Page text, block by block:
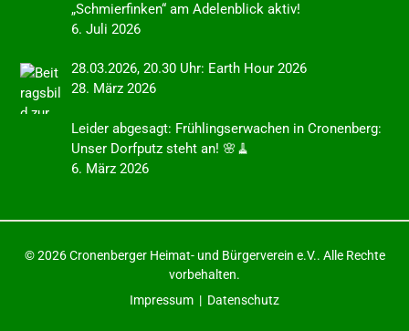
„Schmier­fin­ken“ am Adelen­blick aktiv!
6. Juli 2026
28.03.2026, 20.30 Uhr: Earth Hour 2026
28. März 2026
Leider abgesagt: Frühlings­er­wa­chen in Cronen­berg:
Unser Dorfputz steht an! 🌸🧹
6. März 2026
© 2026 Cronenberger Heimat- und Bürgerverein e.V.. Alle Rechte
vorbehalten.
Impressum | Datenschutz